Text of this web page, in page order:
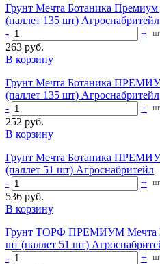
Грунт Мечта Ботаника
(паллет 135 шт) Агроснабритейл
-
+
263 руб.
В корзину
Грунт Мечта Ботаника
(паллет 135 шт) Агроснабритейл
-
+
252 руб.
В корзину
Грунт Мечта Ботаника
(паллет 51 шт) Агроснабритейл
-
+
536 руб.
В корзину
Грунт ТОРФ ПРЕМИУМ Мечта
шт (паллет 51 шт)
-
+